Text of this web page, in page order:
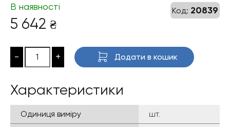
Код: 20839
В наявності
5 642 ₴
- + Додати в кошик
Характеристики
Одиниця виміру
шт.